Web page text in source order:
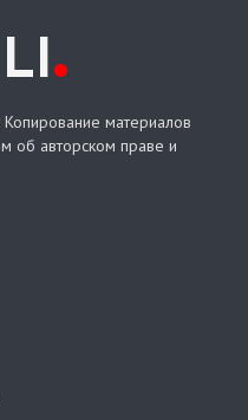
.
материалов
об авторском праве и